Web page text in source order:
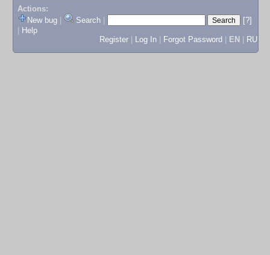
Actions:
New bug
Search
[?]
Help
Register
Log In Forgot Password EN RU